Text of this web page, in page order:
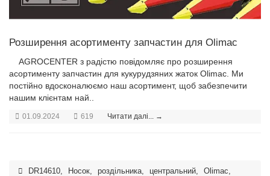
Розширення асортименту запчастин для Olimac
AGROCENTER з радістю повідомляє про розширення
асортименту запчастин для кукурудзяних жаток Olimac. Ми
постійно вдосконалюємо наш асортимент, щоб забезпечити
нашим клієнтам най..
01.09.2024 619 Читати далі... →
DR14610 Носок роздільника центральний Olimac